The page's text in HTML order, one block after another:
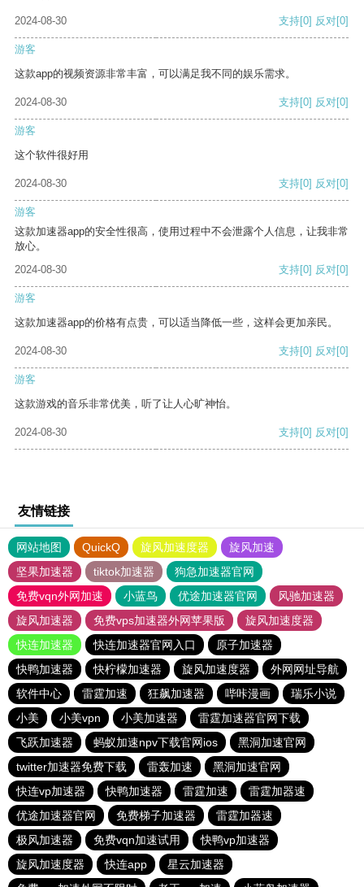
2024-08-30 支持[0] 反对[0]
游客
这款app的视频资源非常丰富，可以满足我不同的娱乐需求。
2024-08-30 支持[0] 反对[0]
游客
这个软件很好用
2024-08-30 支持[0] 反对[0]
游客
这款加速器app的安全性很高，使用过程中不会泄露个人信息，让我非常
放心。
2024-08-30
支持[0] 反对[0]
游客
这款加速器app的价格有点贵，可以适当降低一些，这样会更加亲民。
2024-08-30 支持[0] 反对[0]
游客
这款游戏的音乐非常优美，听了让人心旷神怡。
2024-08-30 支持[0] 反对[0]
友情链接
网站地图 QuickQ 旋风加速度器
旋风加速
坚果加速器
tiktok加速器
狗急加速器官网
免费vqn外网加速
小蓝鸟 优途加速器官网
风驰加速器
旋风加速器
免费vps加速器外网苹果版
旋风加速度器
快连加速器
快连加速器官网入口
原子加速器
快鸭加速器
快柠檬加速器 旋风加速度器
外网网址导航
软件中心
雷霆加速 狂飙加速器 哔咔漫画
瑞乐小说
小美
小美vpn 小美加速器
雷霆加速器官网下载
飞跃加速器
蚂蚁加速npv下载官网ios
黑洞加速官网
twitter加速器免费下载
雷轰加速
黑洞加速官网
快连vp加速器
快鸭加速器 雷霆加速
雷霆加器速
优途加速器官网
免费梯子加速器
雷霆加器速
极风加速器
免费vqn加速试用
快鸭vp加速器
旋风加速度器
快连app
星云加速器